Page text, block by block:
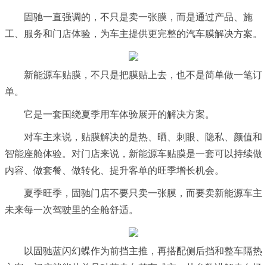
固驰一直强调的，不只是卖一张膜，而是通过产品、施
工、服务和门店体验，为车主提供更完整的汽车膜解决方案。
新能源车贴膜，不只是把膜贴上去，也不是简单做一笔订
单。
它是一套围绕夏季用车体验展开的解决方案。
对车主来说，贴膜解决的是热、晒、刺眼、隐私、颜值和
智能座舱体验。对门店来说，新能源车贴膜是一套可以持续做
内容、做套餐、做转化、提升客单的旺季增长机会。
夏季旺季，固驰门店不要只卖一张膜，而要卖新能源车主
未来每一次驾驶里的全舱舒适。
以固驰蓝闪幻蝶作为前挡主推，再搭配侧后挡和整车隔热